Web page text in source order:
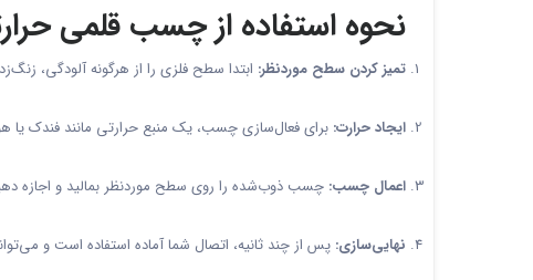
نحوه استفاده از چسب قلمی
تمیز کردن سطح موردنظر: ابتدا سطح فلزی را از هرگونه آلودگی،
ایجاد حرارت: برای فعال‌سازی چسب، یک منبع حرارتی مانند فندک یا
اعمال چسب: چسب ذوب‌شده را روی سطح موردنظر بمالید و اجازه
نهایی‌سازی: پس از چند ثانیه، اتصال شما آماده استفاده است و